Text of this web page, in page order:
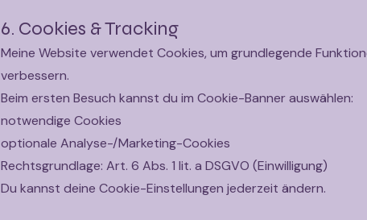
6. Cookies & Tracking
Meine Website verwendet Cookies, um grundlegende
verbessern.
Beim ersten Besuch kannst du im Cookie-Banner auswählen:
notwendige Cookies
optionale Analyse-/Marketing-Cookies
Rechtsgrundlage: Art. 6 Abs. 1 lit. a DSGVO (Einwilligung)
Du kannst deine Cookie-Einstellungen jederzeit ändern.